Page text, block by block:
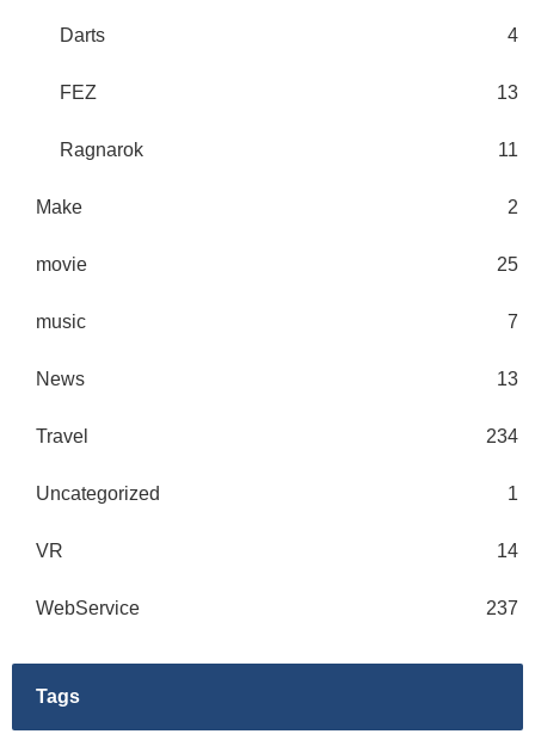
Darts 4
FEZ 13
Ragnarok 11
Make 2
movie 25
music 7
News 13
Travel 234
Uncategorized 1
VR 14
WebService 237
Tags